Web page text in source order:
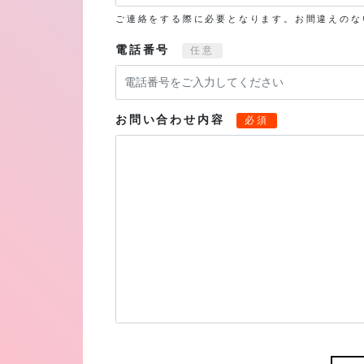
ご連絡をする際に必要となります。お間違えの
電話番号 任意
お問い合わせ内容 必須